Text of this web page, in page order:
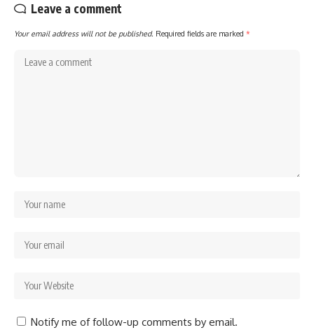
Leave a comment
Your email address will not be published. Required fields are marked *
Notify me of follow-up comments by email.